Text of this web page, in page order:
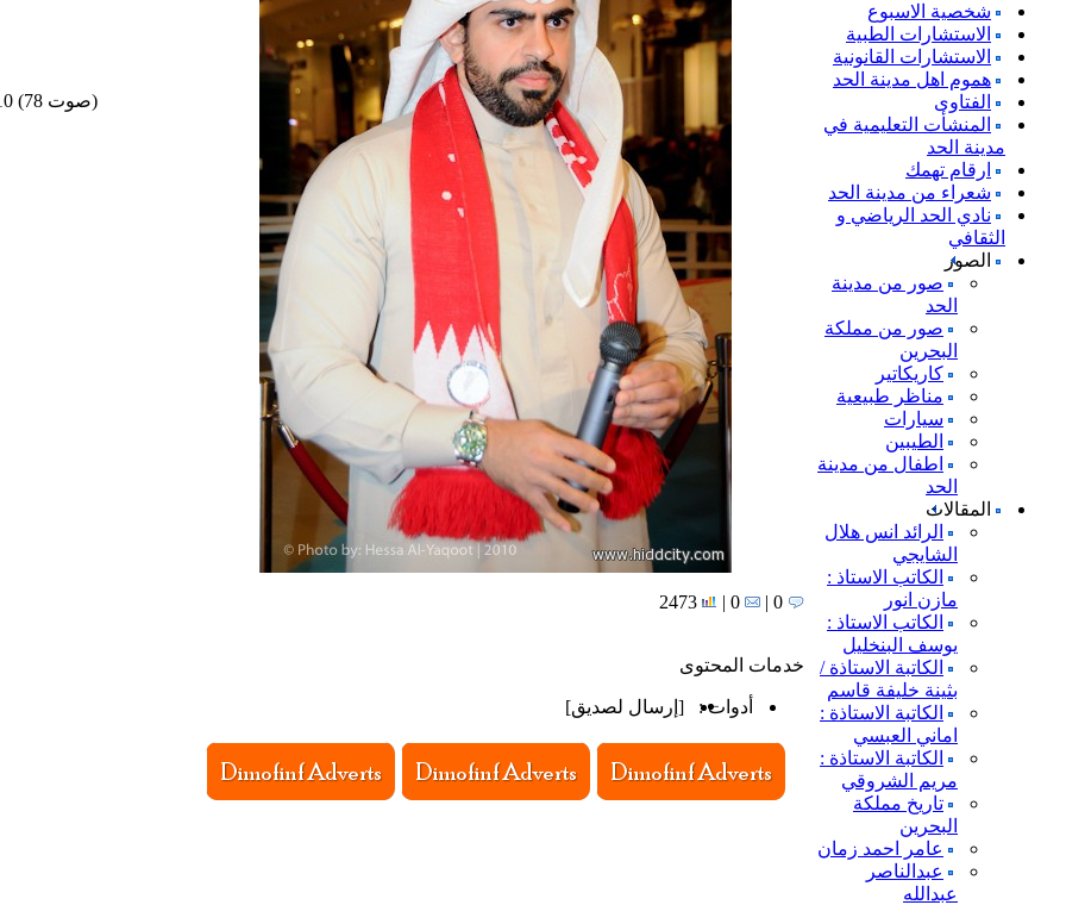
شخصية الاسبوع
الاستشارات الطبية
الاستشارات القانونية
هموم اهل مدينة الحد
الفتاوى
المنشأت التعليمية في
مدينة الحد
ارقام تهمك
شعراء من مدينة الحد
نادي الحد الرياضي و
الثقافي
الصور
صور من مدينة
الحد
صور من مملكة
البحرين
كاريكاتير
مناظر طبيعية
سيارات
الطيبين
اطفال من مدينة
الحد
المقالات
الرائد انس هلال
الشايجي
الكاتب الاستاذ :
مازن انور
الكاتب الاستاذ :
يوسف البنخليل
الكاتبة الاستاذة /
بثينة خليفة قاسم
الكاتبة الاستاذة :
اماني العبسي
الكاتبة الاستاذة :
مريم الشروقي
تاريخ مملكة
البحرين
عامر احمد زمان
عبدالناصر
عبدالله
خدمات المحتوى
أدوات : [ إرسال لصديق]
/10 (78 صوت)